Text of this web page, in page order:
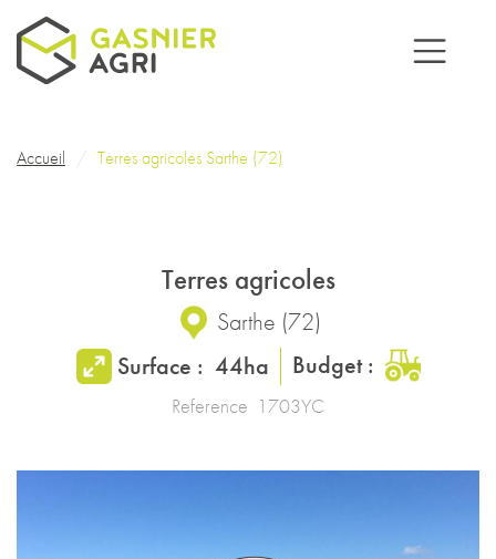
Aller au contenu principal
Fil d'Ariane
Accueil Terres agricoles Sarthe (72)
Terres agricoles
Sarthe (72)
Surface : 44ha Budget :
Reference 1703YC